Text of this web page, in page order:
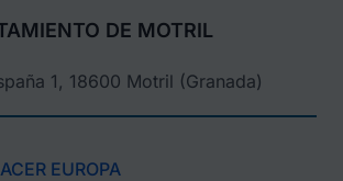
DE MOTRIL
1, 18600 Motril (Granada)​
EUROPA